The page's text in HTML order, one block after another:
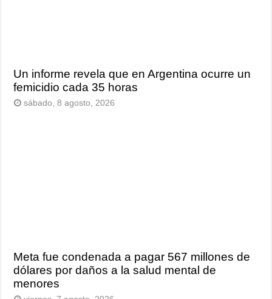
Un informe revela que en Argentina ocurre un
femicidio cada 35 horas
sábado, 8 agosto, 2026
Meta fue condenada a pagar 567 millones de
dólares por daños a la salud mental de
menores